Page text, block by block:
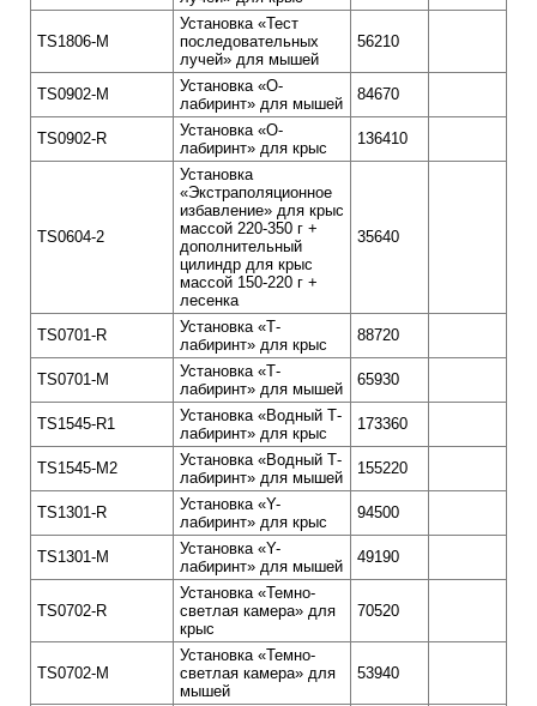
TS1806-M
Установка «Тест
последовательных
лучей» для мышей
56210
TS0902-М
Установка «О-
лабиринт» для мышей
84670
TS0902-R
Установка «О-
лабиринт» для крыс
136410
TS0604-2
Установка
«Экстраполяционное
избавление» для крыс
массой 220-350 г +
дополнительный
цилиндр для крыс
массой 150-220 г +
лесенка
35640
TS0701-R
Установка «Т-
лабиринт» для крыс
88720
TS0701-M
Установка «Т-
лабиринт» для мышей
65930
TS1545-R1
Установка «Водный Т-
лабиринт» для крыс
173360
TS1545-M2
Установка «Водный Т-
лабиринт» для мышей
155220
TS1301-R
Установка «Y-
лабиринт» для крыс
94500
TS1301-M
Установка «Y-
лабиринт» для мышей
49190
TS0702-R
Установка «Темно-
светлая камера» для
крыс
70520
TS0702-M
Установка «Темно-
светлая камера» для
мышей
53940